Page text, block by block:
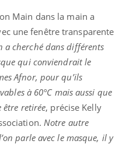
Main dans la main a
une fenêtre transparente
a cherché dans différents
qui conviendrait le
Afnor, pour qu’ils
à 60°C mais aussi que
être retirée, précise Kelly
Notre autre
parle avec le masque, il y